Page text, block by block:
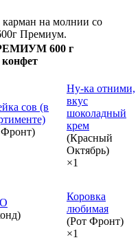
на молнии со
Премиум.
600 г
сов (в
Ну-ка отними,
вкус
шоколадный
крем
(Красный
Октябрь)
×1
Коровка
любимая
(Рот Фронт)
×1